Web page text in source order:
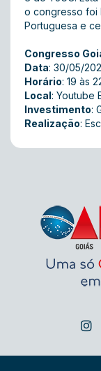
o congresso foi
Portuguesa e
Congresso
Data: 30/
Horário: 19
Local:
Investimento:
Realização: